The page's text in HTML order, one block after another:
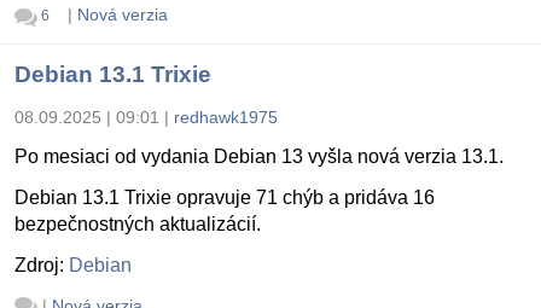
6 | Nová verzia
Debian 13.1 Trixie
08.09.2025 | 09:01 | redhawk1975
Po mesiaci od vydania Debian 13 vyšla nová verzia 13.1.
Debian 13.1 Trixie opravuje 71 chýb a pridáva 16
bezpečnostných aktualizácií.
Zdroj: Debian